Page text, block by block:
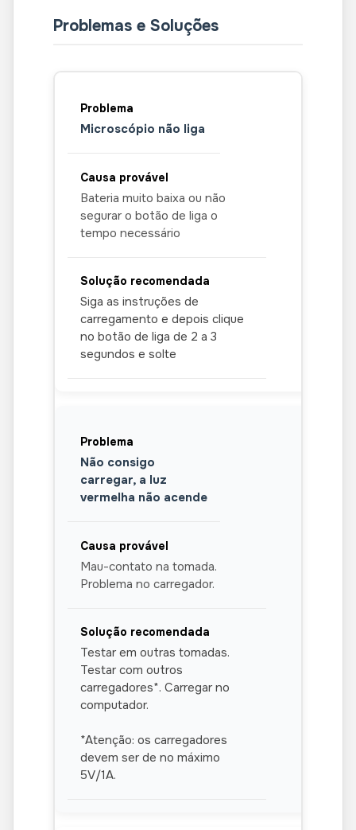
da pasta no canto superior direito.
Para encontrá-las no seu computador,
Arquivo e depois em Diretório de fotos
ou Diretório de vídeos. Para mais
vídeo 01 da seção de instruções em
vídeo.
Problemas e Soluções
Microscópio não liga
Bateria muito baixa ou não
segurar o botão de liga o
tempo necessário
Siga as instruções de
carregamento e depois clique
no botão de liga de 2 a 3
segundos e solte
Não consigo
carregar, a luz
vermelha não acende
Mau-contato na tomada.
Problema no carregador.
Testar em outras tomadas.
Testar com outros
carregadores*. Carregar no
computador.
*Atenção: os carregadores
devem ser de no máximo
5V/1A.